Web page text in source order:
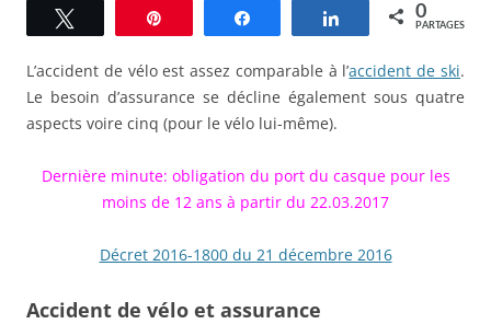
Partagez 0
PARTAGES
L’accident de vélo est assez comparable à l’accident de ski.
Le besoin d’assurance se décline également sous quatre
aspects voire cinq (pour le vélo lui-même).
Dernière minute: obligation du port du casque pour les
moins de 12 ans à partir du 22.03.2017
Décret 2016-1800 du 21 décembre 2016
Accident de vélo et assurance